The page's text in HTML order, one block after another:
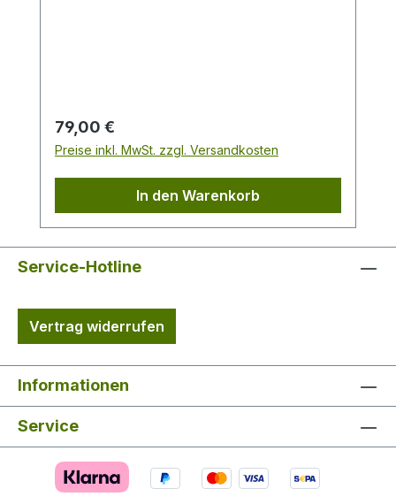
Eingearbeitete Kapuze im Kragen
Hasentaschen mit wasserdichtem und
waschbarem Futter
Regulärer Preis:
79,00 €
Preise inkl. MwSt. zzgl. Versandkosten
In den Warenkorb
Service-Hotline
Vertrag widerrufen
Informationen
Service